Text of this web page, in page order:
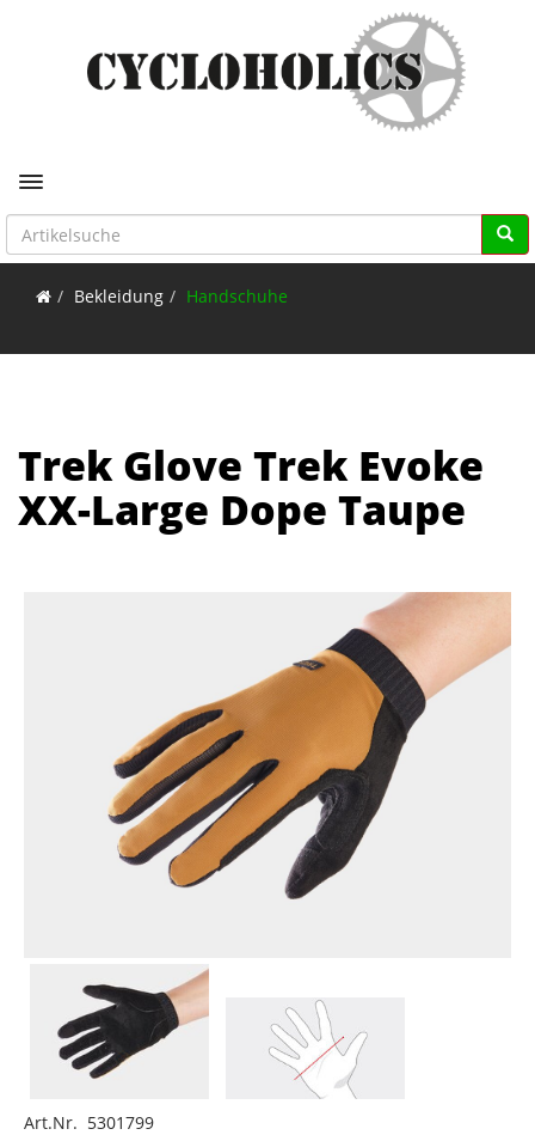
Toggle navigation
Bekleidung Handschuhe
Trek Glove Trek Evoke
XX-Large Dope Taupe
Art.Nr. 5301799